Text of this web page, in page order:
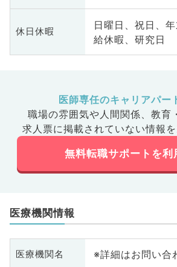
休日休暇
日曜日、祝日、
給休暇、研究日
医師専任のキャリアパー
職場の雰囲気や人間関係、 教育
求人票に掲載されていない情報を
無料転職サポートを利
医療機関情報
医療機関名 ※詳細はお問い合